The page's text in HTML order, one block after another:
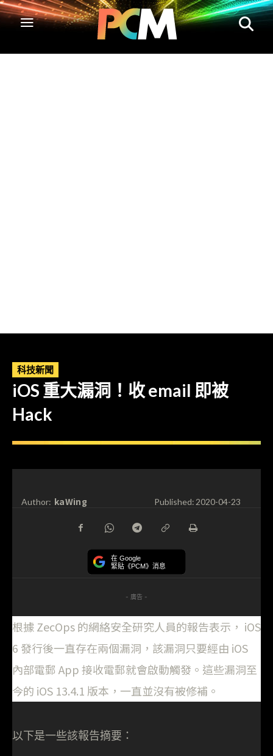
科技新聞
iOS 重大漏洞！收 email 即被
Hack
Author: kaWing Published:2020-04-23
在 Google
緊貼《PCM》消息
- 廣告 -
根據 ZecOps 的網絡安全研究人員的報告表示， iOS
6 發行後一直存在兩個漏洞，該漏洞只要經由 iOS
內部電郵 App 接收電郵就會啟動觸發。這些漏洞至
今的 iOS 13.4.1 版本，一直並沒有被修補。
以下是一些該報告摘要：